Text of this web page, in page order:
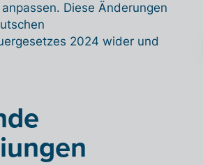
Diese Änderungen
2024 wider und